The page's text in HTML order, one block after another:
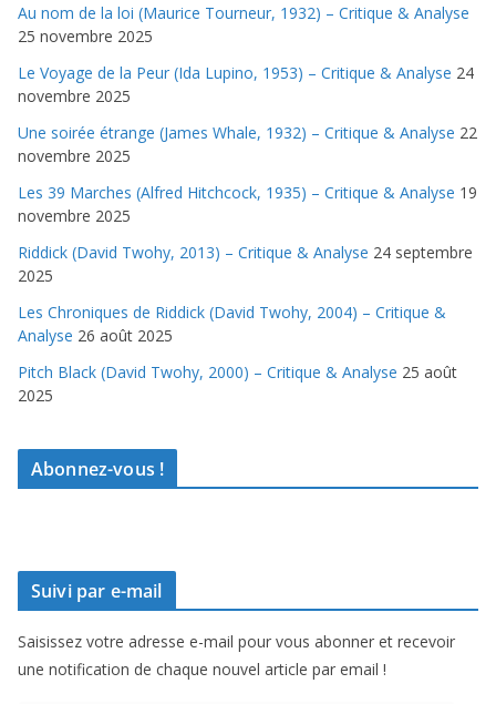
Au nom de la loi (Maurice Tourneur, 1932) – Critique & Analyse
25 novembre 2025
Le Voyage de la Peur (Ida Lupino, 1953) – Critique & Analyse 24
novembre 2025
Une soirée étrange (James Whale, 1932) – Critique & Analyse 22
novembre 2025
Les 39 Marches (Alfred Hitchcock, 1935) – Critique & Analyse 19
novembre 2025
Riddick (David Twohy, 2013) – Critique & Analyse 24 septembre
2025
Les Chroniques de Riddick (David Twohy, 2004) – Critique &
Analyse 26 août 2025
Pitch Black (David Twohy, 2000) – Critique & Analyse 25 août
2025
Abonnez-vous !
Suivi par e-mail
Saisissez votre adresse e-mail pour vous abonner et recevoir
une notification de chaque nouvel article par email !